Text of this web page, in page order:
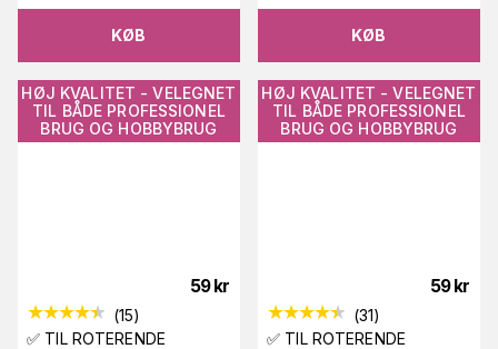
KØB KØB
HØJ KVALITET - VELEGNET
TIL BÅDE PROFESSIONEL
BRUG OG HOBBYBRUG
59 kr
(15)
✅ TIL ROTERENDE
HØJ KVALITET - VELEGNET
TIL BÅDE PROFESSIONEL
BRUG OG HOBBYBRUG
59 kr
(31)
✅ TIL ROTERENDE